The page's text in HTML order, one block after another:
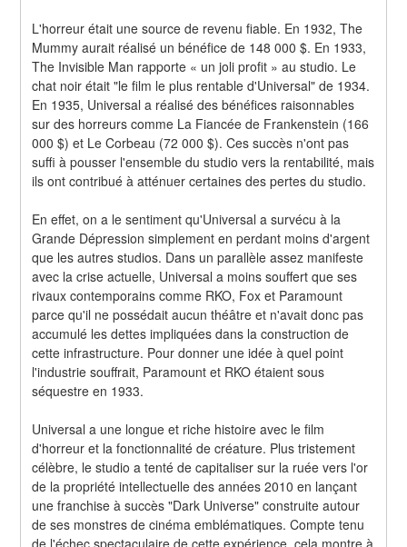
L'horreur était une source de revenu fiable. En 1932, The
Mummy aurait réalisé un bénéfice de 148 000 $. En 1933,
The Invisible Man rapporte « un joli profit » au studio. Le
chat noir était "le film le plus rentable d'Universal" de 1934.
En 1935, Universal a réalisé des bénéfices raisonnables
sur des horreurs comme La Fiancée de Frankenstein (166
000 $) et Le Corbeau (72 000 $). Ces succès n'ont pas
suffi à pousser l'ensemble du studio vers la rentabilité, mais
ils ont contribué à atténuer certaines des pertes du studio.
En effet, on a le sentiment qu'Universal a survécu à la
Grande Dépression simplement en perdant moins d'argent
que les autres studios. Dans un parallèle assez manifeste
avec la crise actuelle, Universal a moins souffert que ses
rivaux contemporains comme RKO, Fox et Paramount
parce qu'il ne possédait aucun théâtre et n'avait donc pas
accumulé les dettes impliquées dans la construction de
cette infrastructure. Pour donner une idée à quel point
l'industrie souffrait, Paramount et RKO étaient sous
séquestre en 1933.
Universal a une longue et riche histoire avec le film
d'horreur et la fonctionnalité de créature. Plus tristement
célèbre, le studio a tenté de capitaliser sur la ruée vers l'or
de la propriété intellectuelle des années 2010 en lançant
une franchise à succès "Dark Universe" construite autour
de ses monstres de cinéma emblématiques. Compte tenu
de l'échec spectaculaire de cette expérience, cela montre à